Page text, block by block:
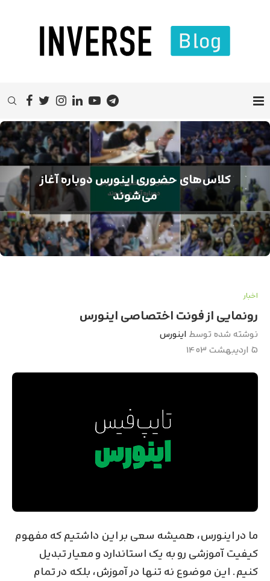
اخبار
رونمایی از فونت اختصاصی اینورس
نوشته شده توسط اینورس
۵ اردیبهشت ۱۴۰۳
ما در اینورس، همیشه سعی بر این داشتیم که مفهوم
کیفیت آموزشی رو به یک استاندارد و معیار تبدیل
کنیم. این موضوع نه تنها در آموزش، بلکه در تمام